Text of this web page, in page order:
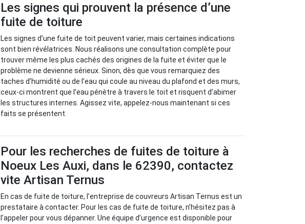
Les signes qui prouvent la présence d’une
fuite de toiture
Les signes d’une fuite de toit peuvent varier, mais certaines indications
sont bien révélatrices. Nous réalisons une consultation complète pour
trouver même les plus cachés des origines de la fuite et éviter que le
problème ne devienne sérieux. Sinon, dès que vous remarquiez des
taches d’humidité ou de l’eau qui coule au niveau du plafond et des murs,
ceux-ci montrent que l’eau pénètre à travers le toit et risquent d’abimer
les structures internes. Agissez vite, appelez-nous maintenant si ces
faits se présentent.
Pour les recherches de fuites de toiture à
Noeux Les Auxi, dans le 62390, contactez
vite Artisan Ternus
En cas de fuite de toiture, l’entreprise de couvreurs Artisan Ternus est un
prestataire à contacter. Pour les cas de fuite de toiture, n’hésitez pas à
l’appeler pour vous dépanner. Une équipe d’urgence est disponible pour